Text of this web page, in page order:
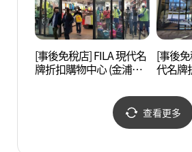
[事後免稅店] FILA 現代名
牌折扣購物中心 (金浦店)
[事後
代名牌
미엄아
查看更多